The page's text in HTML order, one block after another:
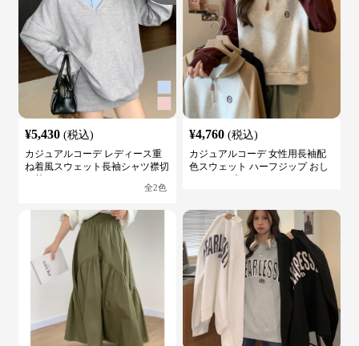
¥5,430 (税込)
カジュアルコーデ レディース重
ね着風スウェット長袖シャツ襟切
全2色
¥4,760 (税込)
カジュアルコーデ 女性用長袖配
色スウェット ハーフジップ おし